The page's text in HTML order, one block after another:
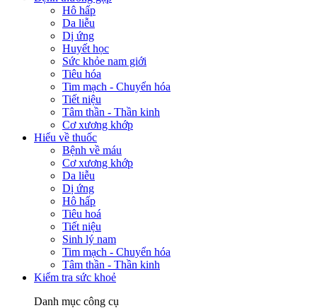
Hô hấp
Da liễu
Dị ứng
Huyết học
Sức khỏe nam giới
Tiêu hóa
Tim mạch - Chuyển hóa
Tiết niệu
Tâm thần - Thần kinh
Cơ xương khớp
Hiểu về thuốc
Bệnh về máu
Cơ xương khớp
Da liễu
Dị ứng
Hô hấp
Tiêu hoá
Tiết niệu
Sinh lý nam
Tim mạch - Chuyển hóa
Tâm thần - Thần kinh
Kiểm tra sức khoẻ
Danh mục công cụ